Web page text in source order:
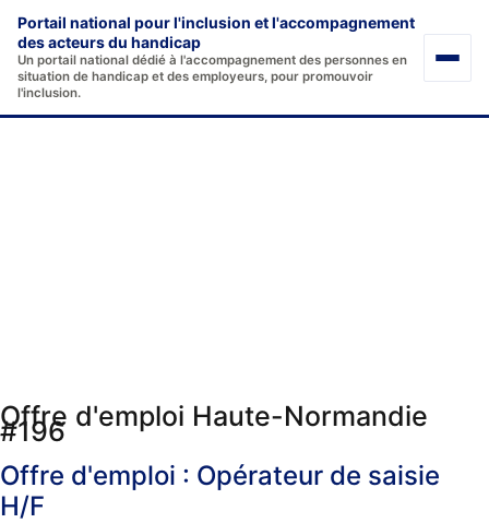
Aller
au
contenu
Portail national pour l'inclusion et l'accompagnement
des acteurs du handicap
Un portail national dédié à l'accompagnement des personnes en
situation de handicap et des employeurs, pour promouvoir
l'inclusion.
Offre d'emploi Haute-Normandie
#196
Offre d'emploi : Opérateur de saisie
H/F